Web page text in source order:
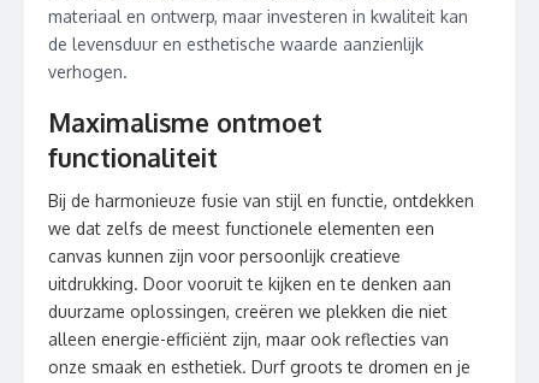
materiaal en ontwerp, maar investeren in kwaliteit kan
de levensduur en esthetische waarde aanzienlijk
verhogen.
Maximalisme ontmoet
functionaliteit
Bij de harmonieuze fusie van stijl en functie, ontdekken
we dat zelfs de meest functionele elementen een
canvas kunnen zijn voor persoonlijk creatieve
uitdrukking. Door vooruit te kijken en te denken aan
duurzame oplossingen, creëren we plekken die niet
alleen energie-efficiënt zijn, maar ook reflecties van
onze smaak en esthetiek. Durf groots te dromen en je